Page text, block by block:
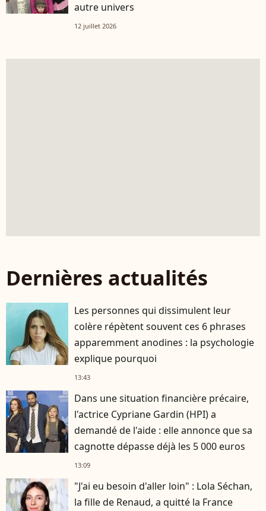
autre univers
12 juillet 2026
Dernières actualités
Les personnes qui dissimulent leur
colère répètent souvent ces 6 phrases
apparemment anodines : la psychologie
explique pourquoi
13:43
Dans une situation financière précaire,
l'actrice Cypriane Gardin (HPI) a
demandé de l'aide : elle annonce que sa
cagnotte dépasse déjà les 5 000 euros
13:09
"J'ai eu besoin d'aller loin" : Lola Séchan,
la fille de Renaud, a quitté la France